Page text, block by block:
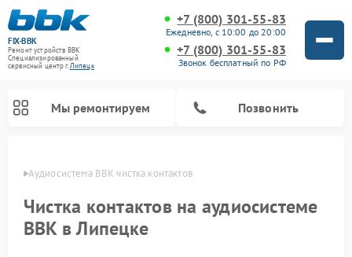
FIX-BBK
Ремонт устройств BBK
Специализированный
cервисный центр г.Липецк
+7 (800) 301-55-83
Ежедневно, с 10:00 до 20:00
+7 (800) 301-55-83
Звонок бесплатный по РФ
Мы ремонтируем Позвонить
Аудиосистема BBK чистка контактов
Чистка контактов на аудиосистеме
BBK в Липецке